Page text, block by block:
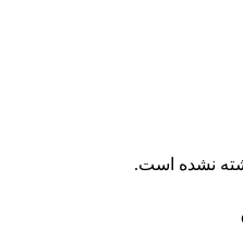
نشده است.